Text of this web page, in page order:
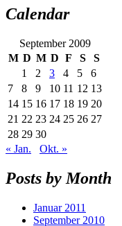
Calendar
September 2009
M D M D F S
S
1
2 3 4 5
6
7
8 9 10 11 12 13
14 15 16 17 18 19 20
21 22 23 24 25 26 27
28 29 30
« Jan.
Okt. »
Posts by Month
Januar 2011
September 2010